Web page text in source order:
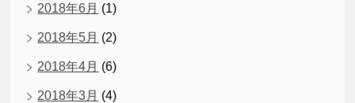
2018年6月 (1)
2018年5月 (2)
2018年4月 (6)
2018年3月 (4)